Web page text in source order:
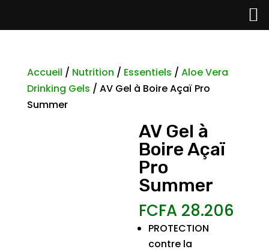
Accueil / Nutrition / Essentiels / Aloe Vera
Drinking Gels / AV Gel à Boire Açaï Pro
Summer
AV Gel à
Boire Açaï
Pro
Summer
FCFA 28.206
PROTECTION
contre la